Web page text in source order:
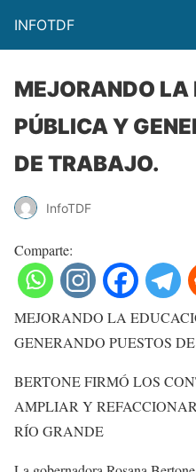
INFOTDF
MEJORANDO LA
PÚBLICA Y
DE TRABAJO.
InfoTDF
Comparte:
MEJORANDO LA
GENERANDO PUESTOS
BERTONE FIRMÓ LOS
AMPLIAR Y
RÍO GRANDE